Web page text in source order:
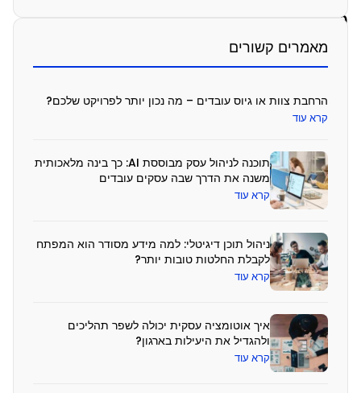
ט
מאמרים קשורים
הרחבת צוות או גיוס עובדים – מה נכון יותר לפרויקט שלכם?
קרא עוד
תוכנה לניהול עסק מבוססת AI: כך בינה מלאכותית
משנה את הדרך שבה עסקים עובדים
קרא עוד
ניהול תוכן דיגיטלי: למה מידע מסודר הוא המפתח
לקבלת החלטות טובות יותר?
קרא עוד
איך אוטומציה עסקית יכולה לשפר תהליכים
ולהגדיל את היעילות בארגון?
קרא עוד